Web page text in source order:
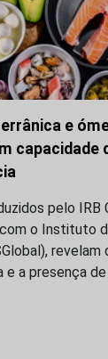
e
capacidade
pelo IRB
o Instituto
revelam
e a presença